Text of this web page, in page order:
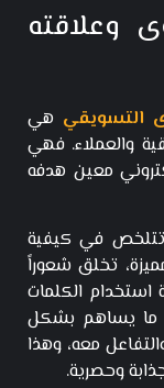
وعلاقته
التسويقي هي
والعملاء. فهي
معين هدفه
تتلخص في كيفية
تخلق شعوراً
استخدام الكلمات
ما يساهم بشكل
معه، وهذا
وحصرية.